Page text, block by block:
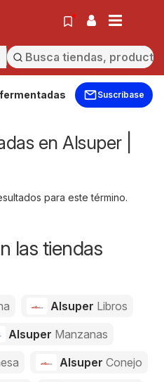
Suscríbase
en Alsuper |
para este término.
las tiendas
Alsuper Libros
Alsuper Manzanas
Alsuper Conejo